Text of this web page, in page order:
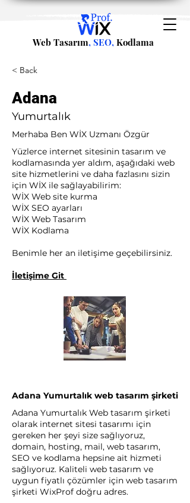
Web Tasarım, SEO, Kodlama
< Back
Adana
Yumurtalık
Merhaba Ben WİX Uzmanı Özgür
Yüzlerce internet sitesinin tasarım ve
kodlamasında yer aldım, aşağıdaki web
site hizmetlerini ve daha fazlasını sizin
için WİX ile sağlayabilirim:​ ​
WİX Web site kurma
WİX SEO ayarları
WİX Web Tasarım
WİX Kodlama ​
Benimle her an iletişime geçebilirsiniz.
İletişime Git
Adana Yumurtalık web tasarım şirketi
Adana Yumurtalık Web tasarım şirketi
olarak internet sitesi tasarımı için
gereken her şeyi size sağlıyoruz,
domain, hosting, mail, web tasarım,
SEO ve kodlama hepsine ait hizmeti
sağlıyoruz. Kaliteli web tasarım ve
uygun fiyatlı çözümler için web tasarım
şirketi WixProf doğru adres.